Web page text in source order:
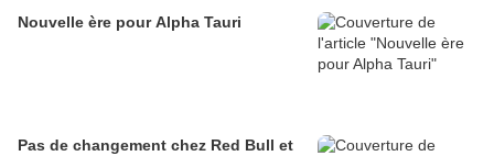
Nouvelle ère pour Alpha Tauri
Pas de changement chez Red Bull et